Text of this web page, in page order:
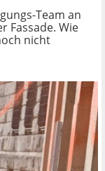
Team an
Fassade. Wie
nicht